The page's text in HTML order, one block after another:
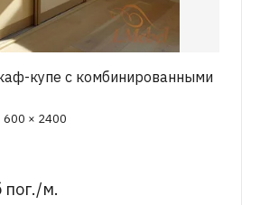
купе с комбинированными
600 × 2400
пог./м.